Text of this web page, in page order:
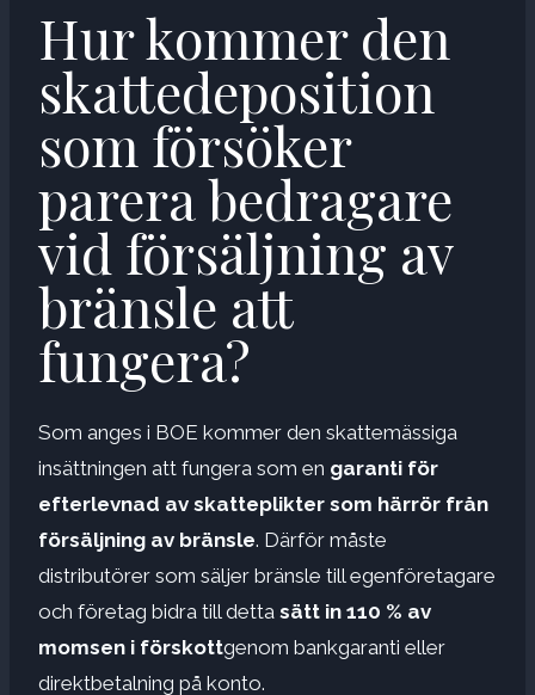
Hur kommer den
skattedeposition
som försöker
parera bedragare
vid försäljning av
bränsle att
fungera?
Som anges i BOE kommer den skattemässiga
insättningen att fungera som en garanti för
efterlevnad av skatteplikter som härrör från
försäljning av bränsle. Därför måste
distributörer som säljer bränsle till egenföretagare
och företag bidra till detta sätt in 110 % av
momsen i förskottgenom bankgaranti eller
direktbetalning på konto.